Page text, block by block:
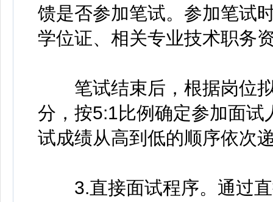
馈是否参加笔试。参加笔试
学位证、相关专业技术职务
笔试结束后，根据岗位拟
分，按5:1比例确定参加面
试成绩从高到低的顺序依次
3.直接面试程序。通过直